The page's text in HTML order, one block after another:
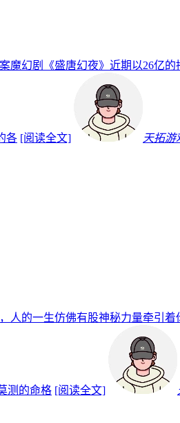
魔幻剧《盛唐幻夜》近期以26亿
各 [阅读全文] 天拓游
人的一生仿佛有股神秘力量牵引
测的命格 [阅读全文]